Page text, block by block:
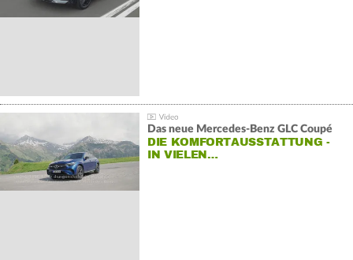
Das neue Mercedes-Benz GLC Coupé
DIE KOMFORTAUSSTATTUNG -
IN VIELEN…